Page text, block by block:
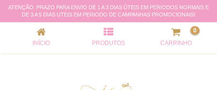
ATENÇÃO: PRAZO PARA ENVIO DE 1 A 3 DIAS ÚTEIS EM PERIODOS NORMAIS E
DE 3 A 5 DIAS UTEIS EM PERIODO DE CAMPANHAS PROMOCIONAIS!
LONITA
INÍCIO PRODUTOS CARRINHO
0